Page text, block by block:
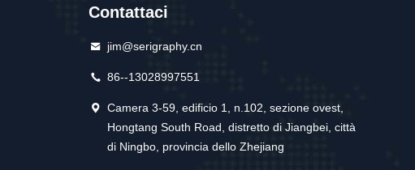
Contattaci
jim@serigraphy.cn
86--13028997551
Camera 3-59, edificio 1, n.102, sezione ovest,
Hongtang South Road, distretto di Jiangbei, città
di Ningbo, provincia dello Zhejiang